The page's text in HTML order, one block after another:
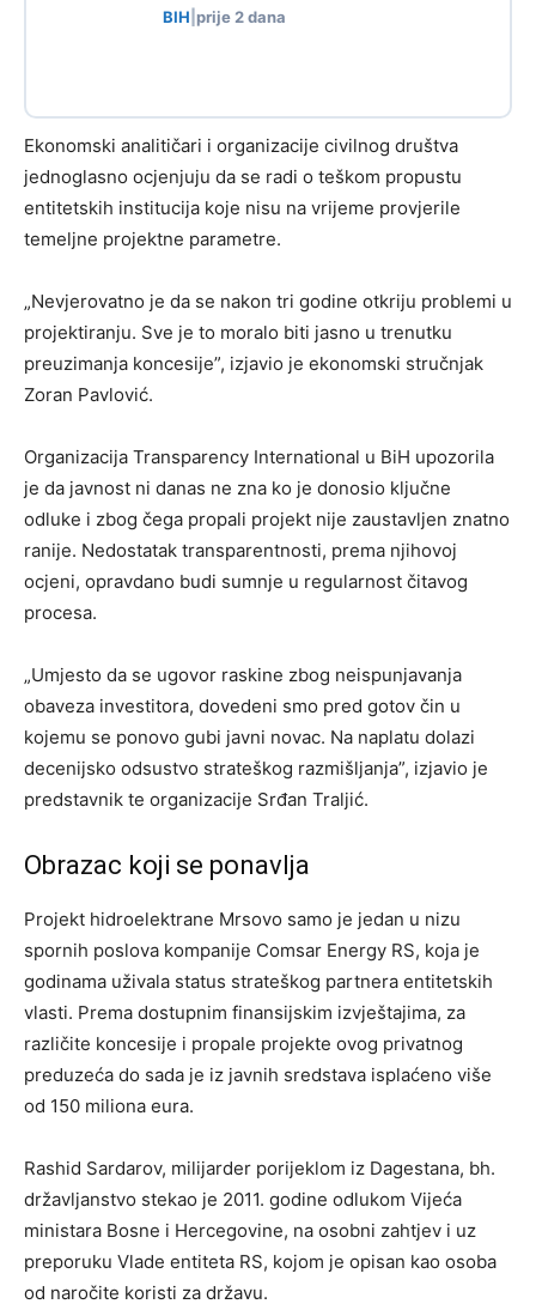
BIH prije 2 dana
Ekonomski analitičari i organizacije civilnog društva
jednoglasno ocjenjuju da se radi o teškom propustu
entitetskih institucija koje nisu na vrijeme provjerile
temeljne projektne parametre.
„Nevjerovatno je da se nakon tri godine otkriju problemi u
projektiranju. Sve je to moralo biti jasno u trenutku
preuzimanja koncesije”, izjavio je ekonomski stručnjak
Zoran Pavlović.
Organizacija Transparency International u BiH upozorila
je da javnost ni danas ne zna ko je donosio ključne
odluke i zbog čega propali projekt nije zaustavljen znatno
ranije. Nedostatak transparentnosti, prema njihovoj
ocjeni, opravdano budi sumnje u regularnost čitavog
procesa.
„Umjesto da se ugovor raskine zbog neispunjavanja
obaveza investitora, dovedeni smo pred gotov čin u
kojemu se ponovo gubi javni novac. Na naplatu dolazi
decenijsko odsustvo strateškog razmišljanja”, izjavio je
predstavnik te organizacije Srđan Traljić.
Obrazac koji se ponavlja
Projekt hidroelektrane Mrsovo samo je jedan u nizu
spornih poslova kompanije Comsar Energy RS, koja je
godinama uživala status strateškog partnera entitetskih
vlasti. Prema dostupnim finansijskim izvještajima, za
različite koncesije i propale projekte ovog privatnog
preduzeća do sada je iz javnih sredstava isplaćeno više
od 150 miliona eura.
Rashid Sardarov, milijarder porijeklom iz Dagestana, bh.
državljanstvo stekao je 2011. godine odlukom Vijeća
ministara Bosne i Hercegovine, na osobni zahtjev i uz
preporuku Vlade entiteta RS, kojom je opisan kao osoba
od naročite koristi za državu.